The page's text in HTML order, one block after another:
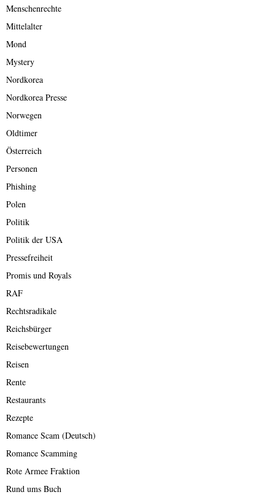
Menschenrechte
Mittelalter
Mond
Mystery
Nordkorea
Nordkorea Presse
Norwegen
Oldtimer
Österreich
Personen
Phishing
Polen
Politik
Politik der USA
Pressefreiheit
Promis und Royals
RAF
Rechtsradikale
Reichsbürger
Reisebewertungen
Reisen
Rente
Restaurants
Rezepte
Romance Scam (Deutsch)
Romance Scamming
Rote Armee Fraktion
Rund ums Buch